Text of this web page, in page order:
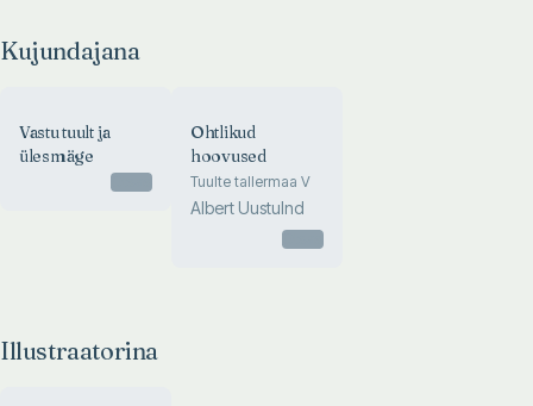
Kujundajana
Vastu tuult ja
ülesmäge
Ohtlikud
hoovused
Tuulte tallermaa V
Albert Uustulnd
Illustraatorina